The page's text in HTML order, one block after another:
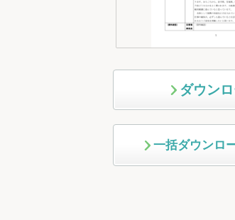
ダウン
一括ダウンロ